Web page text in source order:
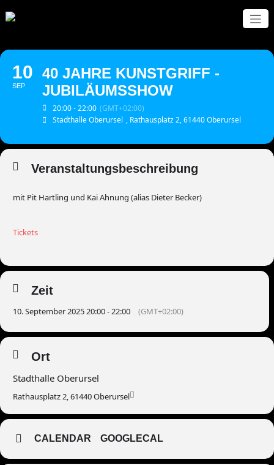
Inhalt
10
SEP
40 JAHRE KUNSTGRIFF -
JUBILÄUMSSHOW
20:00 - 22:00 (GMT+02:00)
Stadthalle Oberursel , Rathausplatz 2, 61440 Oberursel
Veranstaltungsbeschreibung
mit Pit Hartling und Kai Ahnung (alias Dieter Becker)
Tickets
Zeit
10. September 2025 20:00 - 22:00 (GMT+02:00)
Ort
Stadthalle Oberursel
Rathausplatz 2, 61440 Oberursel
CALENDAR GOOGLECAL